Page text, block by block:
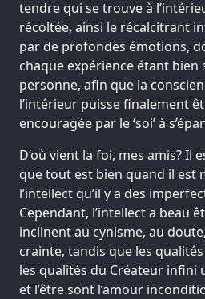
tendre qui se trouve à
récoltée, ainsi le récalcitrant
par de profondes émotions,
chaque expérience étant bien
personne, afin que la
l’intérieur puisse finalement
encouragée par le ‘soi’ à
D’où vient la foi, mes amis? Il
que tout est bien quand il est
l’intellect qu’il y a des
Cependant, l’intellect a beau
inclinent au cynisme, au
crainte, tandis que les
les qualités du Créateur infini
et l’être sont l’amour